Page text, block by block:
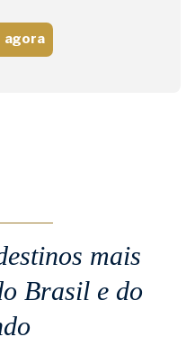
agora
mais
Brasil e do